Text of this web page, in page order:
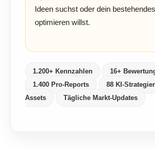
Ideen suchst oder dein
optimieren willst.
1.200+ Kennzahlen
16+
1.400 Pro-Reports
88 KI-
Assets
Tägliche Markt-Updates